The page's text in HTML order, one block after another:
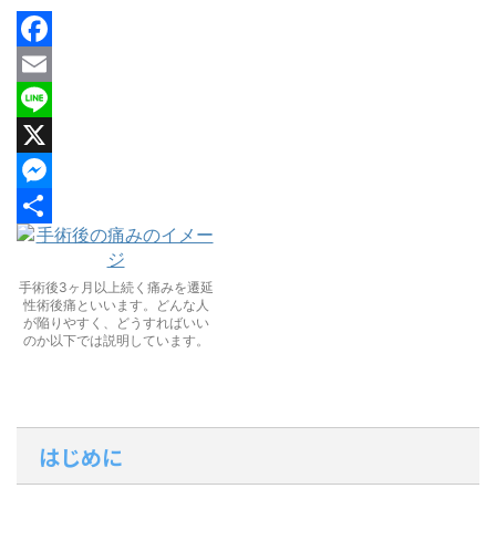
F
a
c
e
b
o
o
k
E
m
a
l
L
n
e
X
M
e
s
s
e
r
共
有
手術後3ヶ月以上続く痛みを遷延
性術後痛といいます。どんな人
が陥りやすく、どうすればいい
のか以下では説明しています。
はじめに